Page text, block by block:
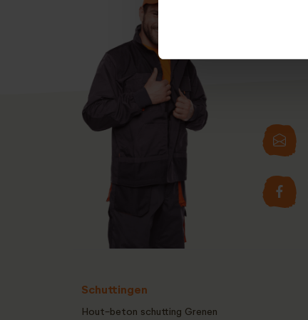
Schuttingen
Hout-beton schutting Grenen